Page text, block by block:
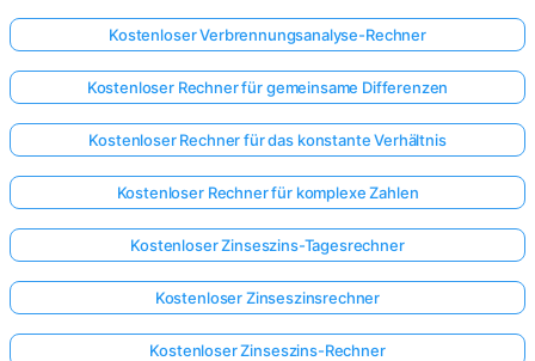
Kostenloser Verbrennungsanalyse-Rechner
Kostenloser Rechner für gemeinsame Differenzen
Kostenloser Rechner für das konstante Verhältnis
Kostenloser Rechner für komplexe Zahlen
Kostenloser Zinseszins-Tagesrechner
Kostenloser Zinseszinsrechner
Kostenloser Zinseszins-Rechner